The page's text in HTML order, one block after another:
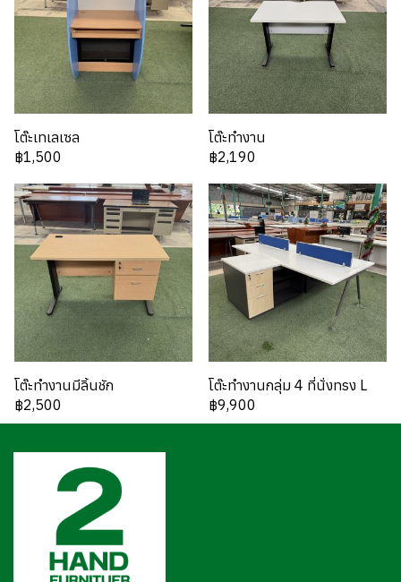
โต๊ะเทเลเซล
฿1,500
โต๊ะทำงาน
฿2,190
โต๊ะทำงานมีลิ้นชัก
฿2,500
โต๊ะทำงานกลุ่ม 4 ที่นั่งทรง L
฿9,900